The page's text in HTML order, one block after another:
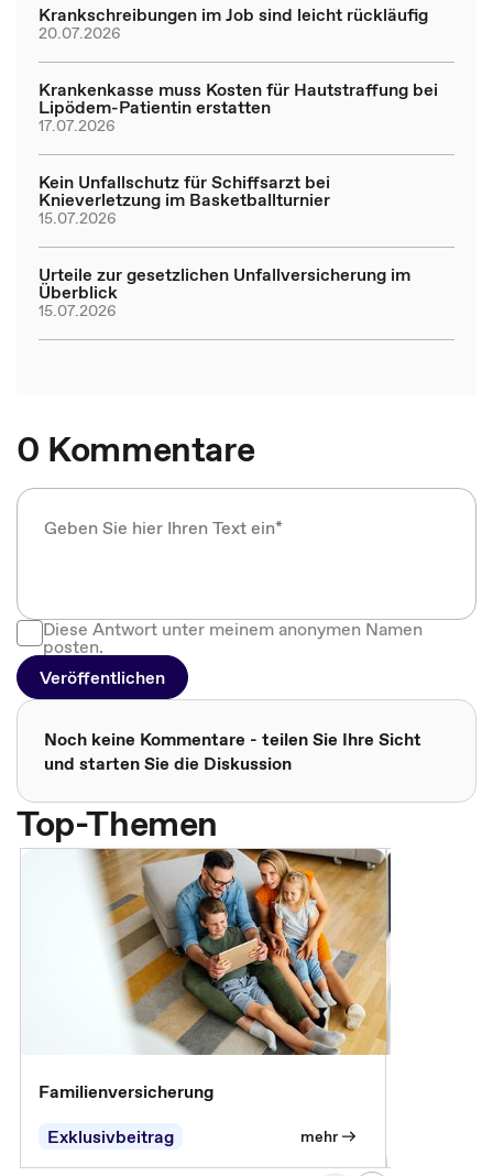
Krankschreibungen im Job sind leicht rückläufig
20.07.2026
Krankenkasse muss Kosten für Hautstraffung bei
Lipödem-Patientin erstatten
17.07.2026
Kein Unfallschutz für Schiffsarzt bei
Knieverletzung im Basketballturnier
15.07.2026
Urteile zur gesetzlichen Unfallversicherung im
Überblick
15.07.2026
0 Kommentare
Diese Antwort unter meinem anonymen Namen
posten.
Veröffentlichen
Noch keine Kommentare - teilen Sie Ihre Sicht
und starten Sie die Diskussion
Top-Themen
Familienversicherung
Exklusivbeitrag
mehr